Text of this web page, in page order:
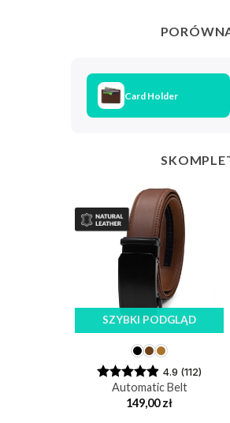
Card Holder
SZYBKI PODGLĄD
4.9 (112)
Automatic Belt
149,00zł